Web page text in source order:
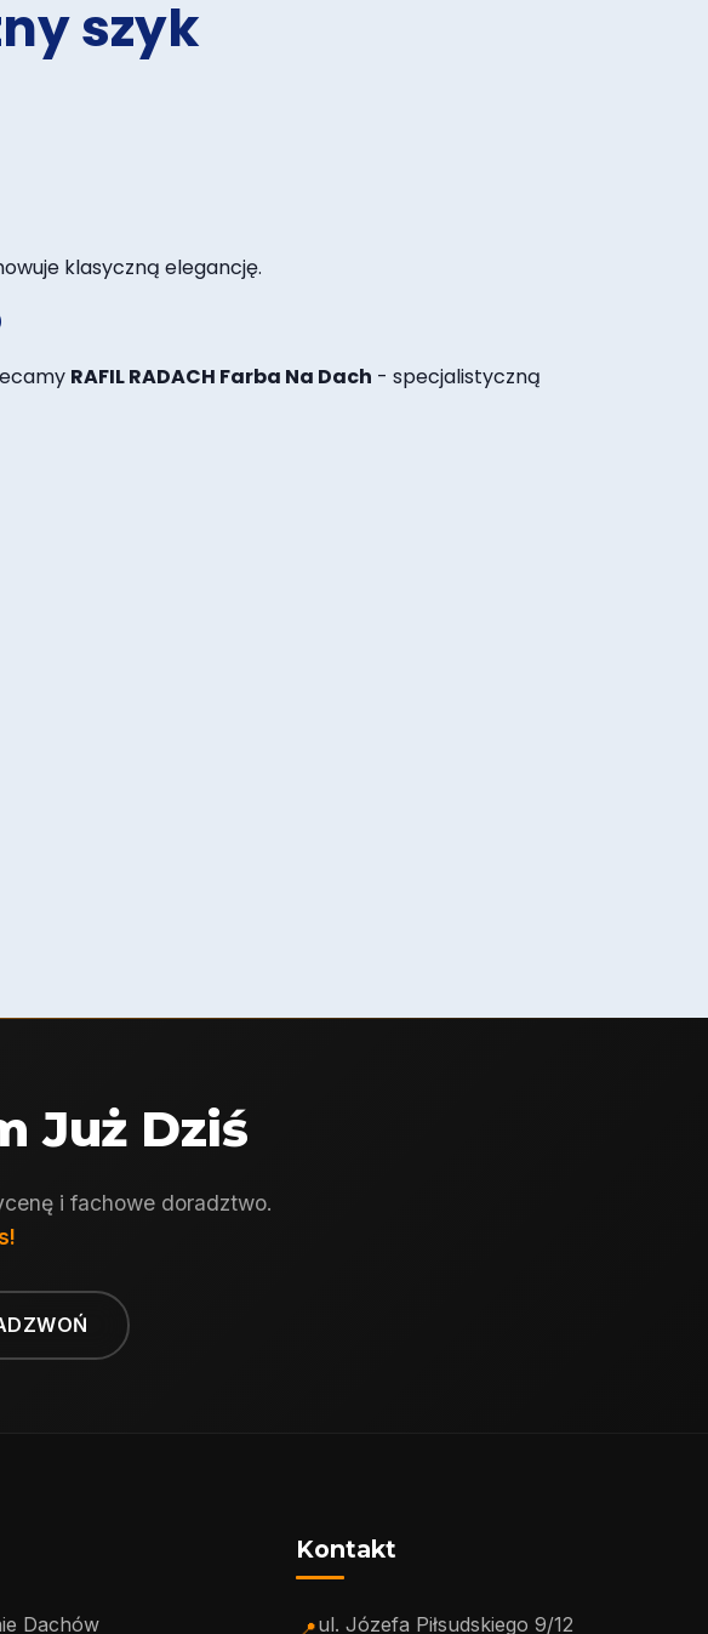
szyk
klasyczną elegancję.
RAFIL RADACH Farba Na Dach - specjalistyczną
Już Dziś
i fachowe doradztwo.
Dachów
Kontakt
ul. Józefa Piłsudskiego 9/12